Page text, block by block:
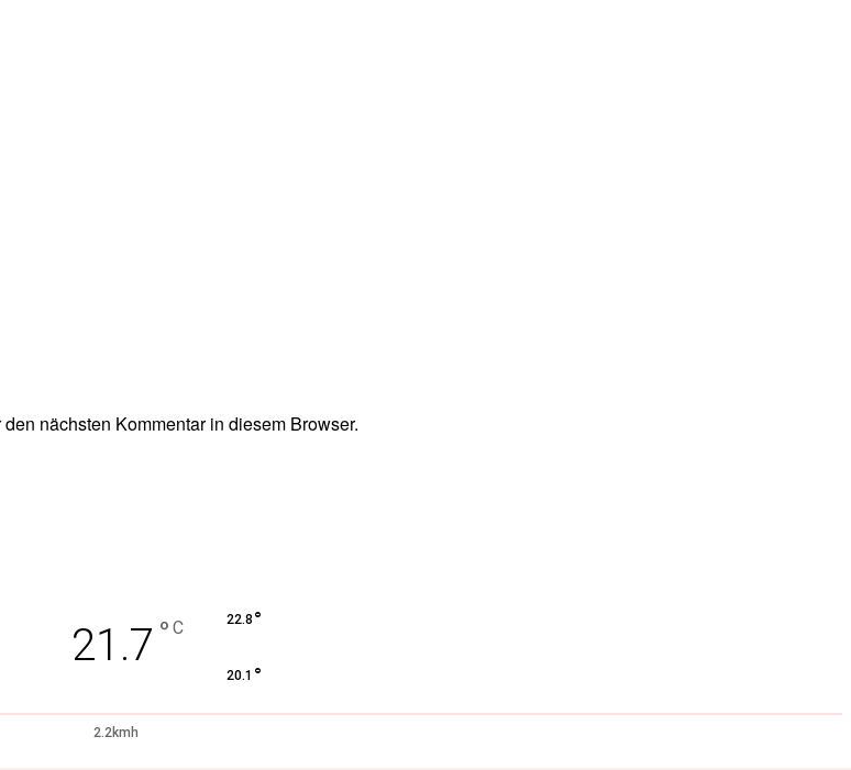
nächsten Kommentar in diesem Browser.
21.7 ° C 22.8 °
20.1 °
2.2kmh